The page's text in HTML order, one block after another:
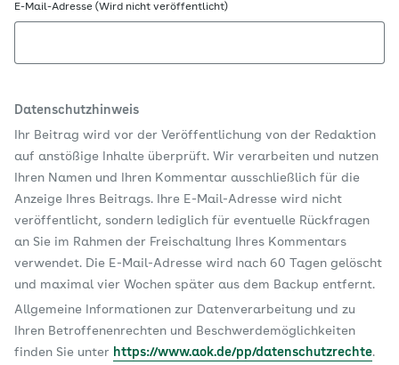
E-Mail-Adresse (Wird nicht veröffentlicht)
Datenschutzhinweis
Ihr Beitrag wird vor der Veröffentlichung von der Redaktion
auf anstößige Inhalte überprüft. Wir verarbeiten und nutzen
Ihren Namen und Ihren Kommentar ausschließlich für die
Anzeige Ihres Beitrags. Ihre E-Mail-Adresse wird nicht
veröffentlicht, sondern lediglich für eventuelle Rückfragen
an Sie im Rahmen der Freischaltung Ihres Kommentars
verwendet. Die E-Mail-Adresse wird nach 60 Tagen gelöscht
und maximal vier Wochen später aus dem Backup entfernt.
Allgemeine Informationen zur Datenverarbeitung und zu
Ihren Betroffenenrechten und Beschwerdemöglichkeiten
finden Sie unter https://www.aok.de/pp/datenschutzrechte.